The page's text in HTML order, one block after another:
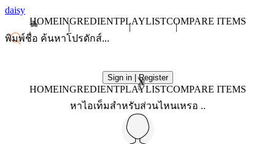
daisy
HOMEINGREDIENTPLAYLISTCOMPARE ITEMS
Sign in | Register
X
HOMEINGREDIENTPLAYLISTCOMPARE ITEMS
หาไอเท็มสำหรับส่วนไหนเหรอ ..